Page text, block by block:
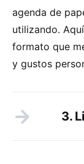
agenda de
utilizando.
formato que
y gustos
3.